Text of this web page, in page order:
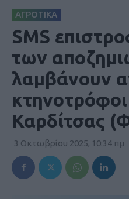
ΑΓΡΟΤΙΚΑ
SMS
των
λαμβάνουν
Καρδίτσας
3 Οκτωβρίου 2025, 10:34 πμ